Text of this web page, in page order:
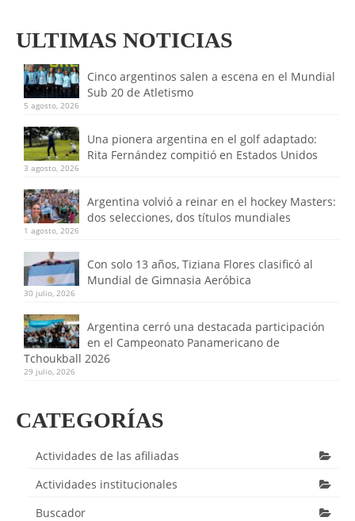
ULTIMAS NOTICIAS
Cinco argentinos salen a escena en el Mundial
Sub 20 de Atletismo
5 agosto, 2026
Una pionera argentina en el golf adaptado:
Rita Fernández compitió en Estados Unidos
3 agosto, 2026
Argentina volvió a reinar en el hockey Masters:
dos selecciones, dos títulos mundiales
1 agosto, 2026
Con solo 13 años, Tiziana Flores clasificó al
Mundial de Gimnasia Aeróbica
30 julio, 2026
Argentina cerró una destacada participación
en el Campeonato Panamericano de
Tchoukball 2026
29 julio, 2026
CATEGORÍAS
Actividades de las afiliadas
Actividades institucionales
Buscador